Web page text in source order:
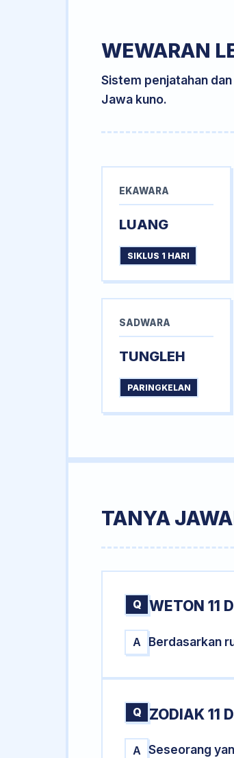
WEWARAN
Sistem penjatahan
Jawa kuno.
EKAWARA
LUANG
SIKLUS 1 HARI
SADWARA
TUNGLEH
PARINGKELAN
TANYA
Q WETON 11
A Berdasarkan
Q ZODIAK 11
A Seseorang